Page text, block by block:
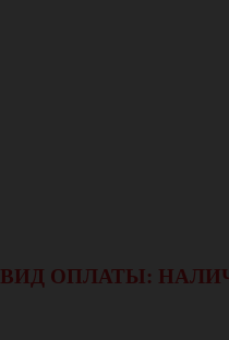
ВИД ОПЛАТЫ: